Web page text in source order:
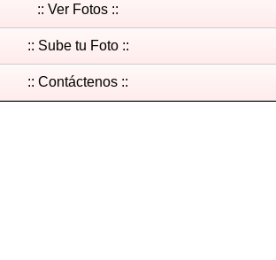
:: Ver Fotos ::
:: Sube tu Foto ::
:: Contáctenos ::